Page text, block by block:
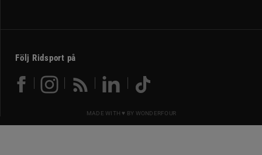
Följ Ridsport på
MADE WITH ♥ BY WONDERFOUR